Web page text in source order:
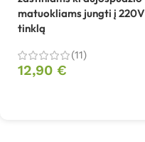
matuokliams jungti į 220V
tinklą
(11)
12,90 €